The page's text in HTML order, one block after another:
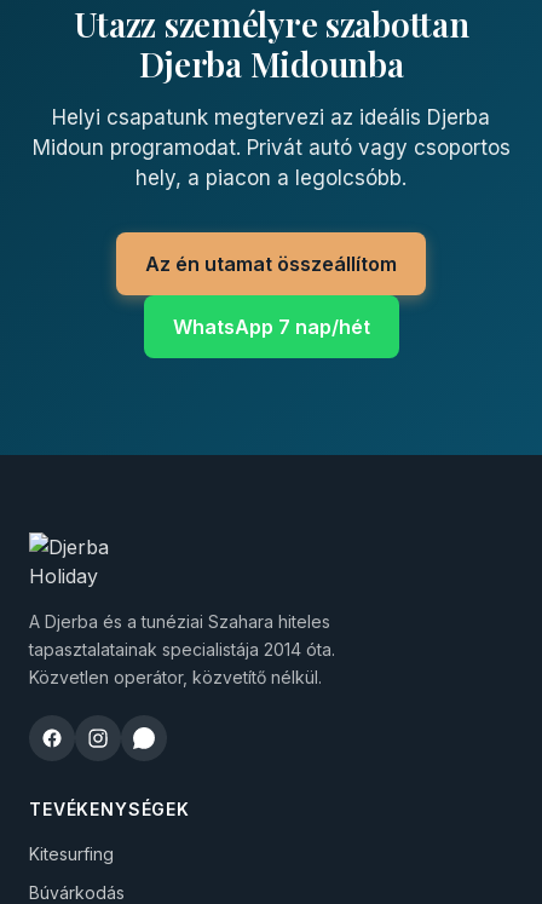
Utazz személyre szabottan
Djerba Midounba
Helyi csapatunk megtervezi az ideális Djerba
Midoun programodat. Privát autó vagy csoportos
hely, a piacon a legolcsóbb.
Az én utamat összeállítom
WhatsApp 7 nap/hét
A Djerba és a tunéziai Szahara hiteles
tapasztalatainak specialistája 2014 óta.
Közvetlen operátor, közvetítő nélkül.
TEVÉKENYSÉGEK
Kitesurfing
Búvárkodás